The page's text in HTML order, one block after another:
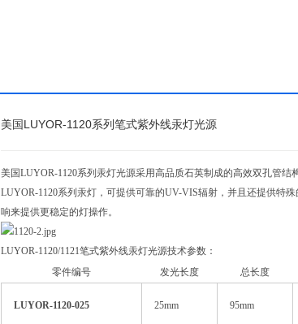
美国LUYOR-1120系列笔式紫外线汞灯光源
美国LUYOR-1120系列汞灯光源采用高品质石英制成的高效双孔管结
LUYOR-1120系列汞灯，可提供可靠的UV-VIS辐射，并且还提供特
响来提供更稳定的灯操作。
LUYOR-1120/1121笔式紫外线汞灯光源技术参数：
零件编号
发光长度 总长度
LUYOR-1120-025 25mm 95mm